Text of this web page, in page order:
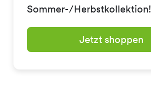
Sommer-/Herbstkollektion!
Jetzt shoppen